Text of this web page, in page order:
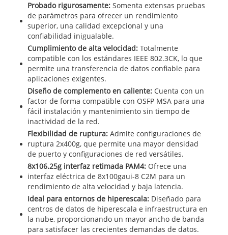
Probado rigurosamente: Somenta extensas pruebas
de parámetros para ofrecer un rendimiento
superior, una calidad excepcional y una
confiabilidad inigualable.
Cumplimiento de alta velocidad: Totalmente
compatible con los estándares IEEE 802.3CK, lo que
permite una transferencia de datos confiable para
aplicaciones exigentes.
Diseño de complemento en caliente: Cuenta con un
factor de forma compatible con OSFP MSA para una
fácil instalación y mantenimiento sin tiempo de
inactividad de la red.
Flexibilidad de ruptura: Admite configuraciones de
ruptura 2x400g, que permite una mayor densidad
de puerto y configuraciones de red versátiles.
8x106.25g interfaz retimada PAM4: Ofrece una
interfaz eléctrica de 8x100gaui-8 C2M para un
rendimiento de alta velocidad y baja latencia.
Ideal para entornos de hiperescala: Diseñado para
centros de datos de hiperescala e infraestructura en
la nube, proporcionando un mayor ancho de banda
para satisfacer las crecientes demandas de datos.